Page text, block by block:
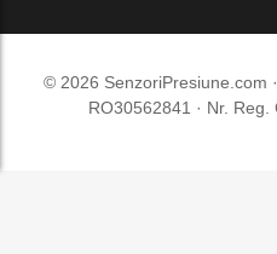
© 2026 SenzoriPresiune.com ·
RO30562841 · Nr.